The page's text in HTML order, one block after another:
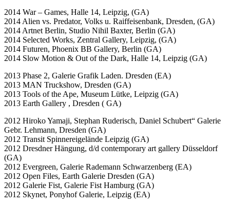
2014 War – Games, Halle 14, Leipzig, (GA)
2014 Alien vs. Predator, Volks u. Raiffeisenbank, Dresden, (GA)
2014 Artnet Berlin, Studio Nihil Baxter, Berlin (GA)
2014 Selected Works, Zentral Gallery, Leipzig, (GA)
2014 Futuren, Phoenix BB Gallery, Berlin (GA)
2014 Slow Motion & Out of the Dark, Halle 14, Leipzig (GA)
2013 Phase 2, Galerie Grafik Laden. Dresden (EA)
2013 MAN Truckshow, Dresden (GA)
2013 Tools of the Ape, Museum Lütke, Leipzig (GA)
2013 Earth Gallery , Dresden ( GA)
2012 Hiroko Yamaji, Stephan Ruderisch, Daniel Schubert“ Galerie
Gebr. Lehmann, Dresden (GA)
2012 Transit Spinnereigelände Leipzig (GA)
2012 Dresdner Hängung, d/d contemporary art gallery Düsseldorf
(GA)
2012 Evergreen, Galerie Rademann Schwarzenberg (EA)
2012 Open Files, Earth Galerie Dresden (GA)
2012 Galerie Fist, Galerie Fist Hamburg (GA)
2012 Skynet, Ponyhof Galerie, Leipzig (EA)